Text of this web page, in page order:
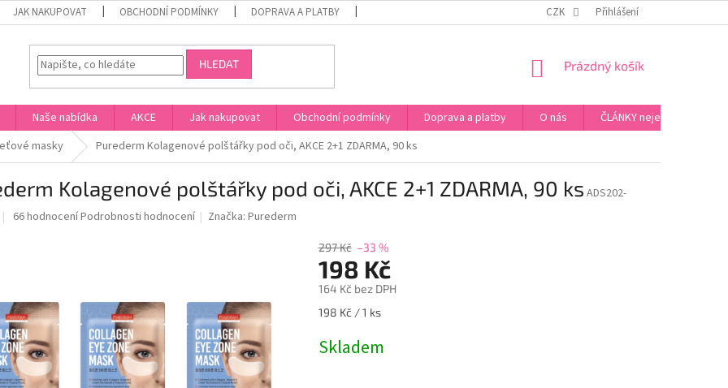
JAK NAKUPOVAT OBCHODNÍ PODMÍNKY DOPRAVA A PLATBY VZORKOVÁ PRODEJNA - PRAHA 5, JINONICE
CZK Přihlášení
HLEDAT
NÁKUPNÍ
Prázdný košík
Naše nabídka AKCE Jak nakupovat Obchodní podmínky Doprava a platby O nás
ČLÁNKY nejen o
masky Purederm Kolagenové polštářky pod oči, AKCE 2+1 ZDARMA, 90 ks
Kolagenové polštářky pod oči, AKCE 2+1 ZDARMA, 90 ks ADS202-
Průměrné
5
hvězdiček.
66 hodnoceníPodrobnosti hodnocení Značka:Purederm
297 Kč –33 %
198 Kč
164 Kč bez DPH
Měrná
198 Kč / 1 ks
Skladem